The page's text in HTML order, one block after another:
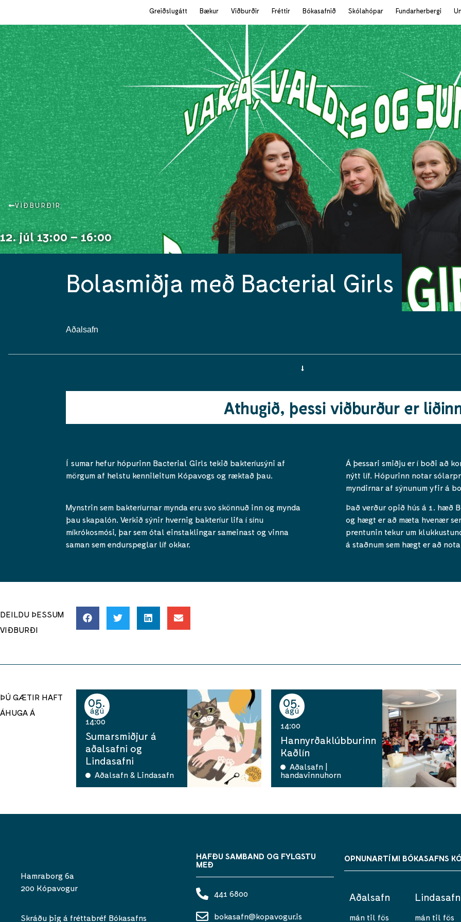
Greiðslugátt Bækur Viðburðir Fréttir Bókasafnið Skólahópar Fundarherbergi
VIÐBURÐIR
12. júl 13:00 – 16:00
Bolasmiðja með Bacterial Girls
Aðalsafn
Athugið, þessi viðburður er
Í sumar hefur hópurinn Bacterial Girls tekið bakteríusýni af
mörgum af helstu kennileitum Kópavogs og ræktað þau.
Mynstrin sem bakteríurnar mynda eru svo skönnuð inn og mynda
þau skapalón. Verkið sýnir hvernig bakteríur lifa í sínu
míkrókosmósi, þar sem ótal einstaklingar sameinast og vinna
saman sem endurspeglar líf okkar.
Á þessari smiðju er í boði að
nýtt líf. Hópurinn notar
myndirnar af sýnunum yfir á
Það verður opið hús á 1. hæð
og hægt er að mæta hvenær
prentunin tekur um
á staðnum sem hægt er að
DEILDU ÞESSUM
VIÐBURÐI
ÞÚ GÆTIR HAFT
ÁHUGA Á
05
ágú
14:00
Sumarsmiðjur á
aðalsafni og
Lindasafni
Aðalsafn & Lindasafn
05
ágú
14:00
Hannyrðaklúbburinn
Kaðlín
Aðalsafn |
handavinnuhorn
Hamraborg 6a
200 Kópavogur
Skráðu þig á fréttabréf Bókasafns
HAFÐU SAMBAND OG FYLGSTU
MEÐ
441 6800
bokasafn@kopavogur.is
OPNUNARTÍMI BÓKASAFNS
Aðalsafn
mán til fös
Lindasafn
mán til fös